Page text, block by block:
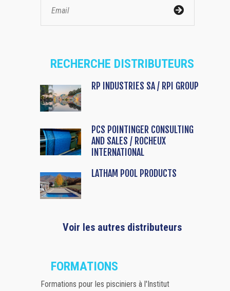
RECHERCHE DISTRIBUTEURS
RP INDUSTRIES SA / RPI GROUP
PCS POINTINGER CONSULTING
AND SALES / ROCHEUX
INTERNATIONAL
LATHAM POOL PRODUCTS
Voir les autres distributeurs
FORMATIONS
Formations pour les pisciniers à l'Institut